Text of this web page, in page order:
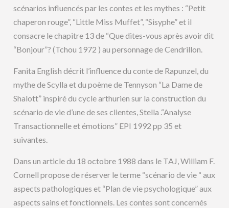
scénarios influencés par les contes et les mythes : “Petit
chaperon rouge”, “Little Miss Muffet”, “Sisyphe” et il
consacre le chapitre 13 de “Que dites-vous après avoir dit
“Bonjour”? (Tchou 1972 ) au personnage de Cendrillon.
Fanita English décrit l’influence du conte de Rapunzel, du
mythe de Scylla et du poème de Tennyson “La Dame de
Shalott” inspiré du cycle arthurien sur la construction du
scénario de vie d’une de ses clientes, Stella .“Analyse
Transactionnelle et émotions” EPI 1992 pp 35 et
suivantes.
Dans un article du 18 octobre 1988 dans le TAJ, William F.
Cornell propose de réserver le terme “scénario de vie “ aux
aspects pathologiques et “Plan de vie psychologique” aux
aspects sains et fonctionnels. Les contes sont concernés